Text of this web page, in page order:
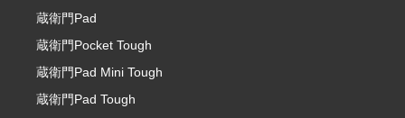
蔵衛門Pad
蔵衛門Pocket Tough
蔵衛門Pad Mini Tough
蔵衛門Pad Tough